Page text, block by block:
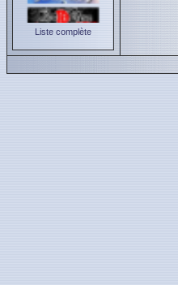
Liste complète